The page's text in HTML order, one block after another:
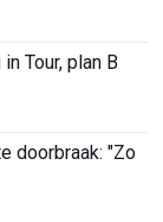
Tour, plan B
doorbraak: "Zo